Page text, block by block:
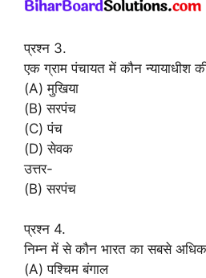
प्रश्न 3.
एक ग्राम पंचायत में कौन न्यायाधीश
(A) मुखिया
(B) सरपंच
(C) पंच
(D) सेवक
उत्तर-
(B) सरपंच
प्रश्न 4.
निम्न में से कौन भारत का सबसे
(A) पश्चिम बंगाल